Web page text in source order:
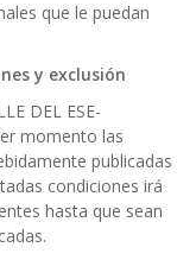
que le puedan
y exclusión
DEL ESE-
momento las
publicadas
condiciones irá
hasta que sean